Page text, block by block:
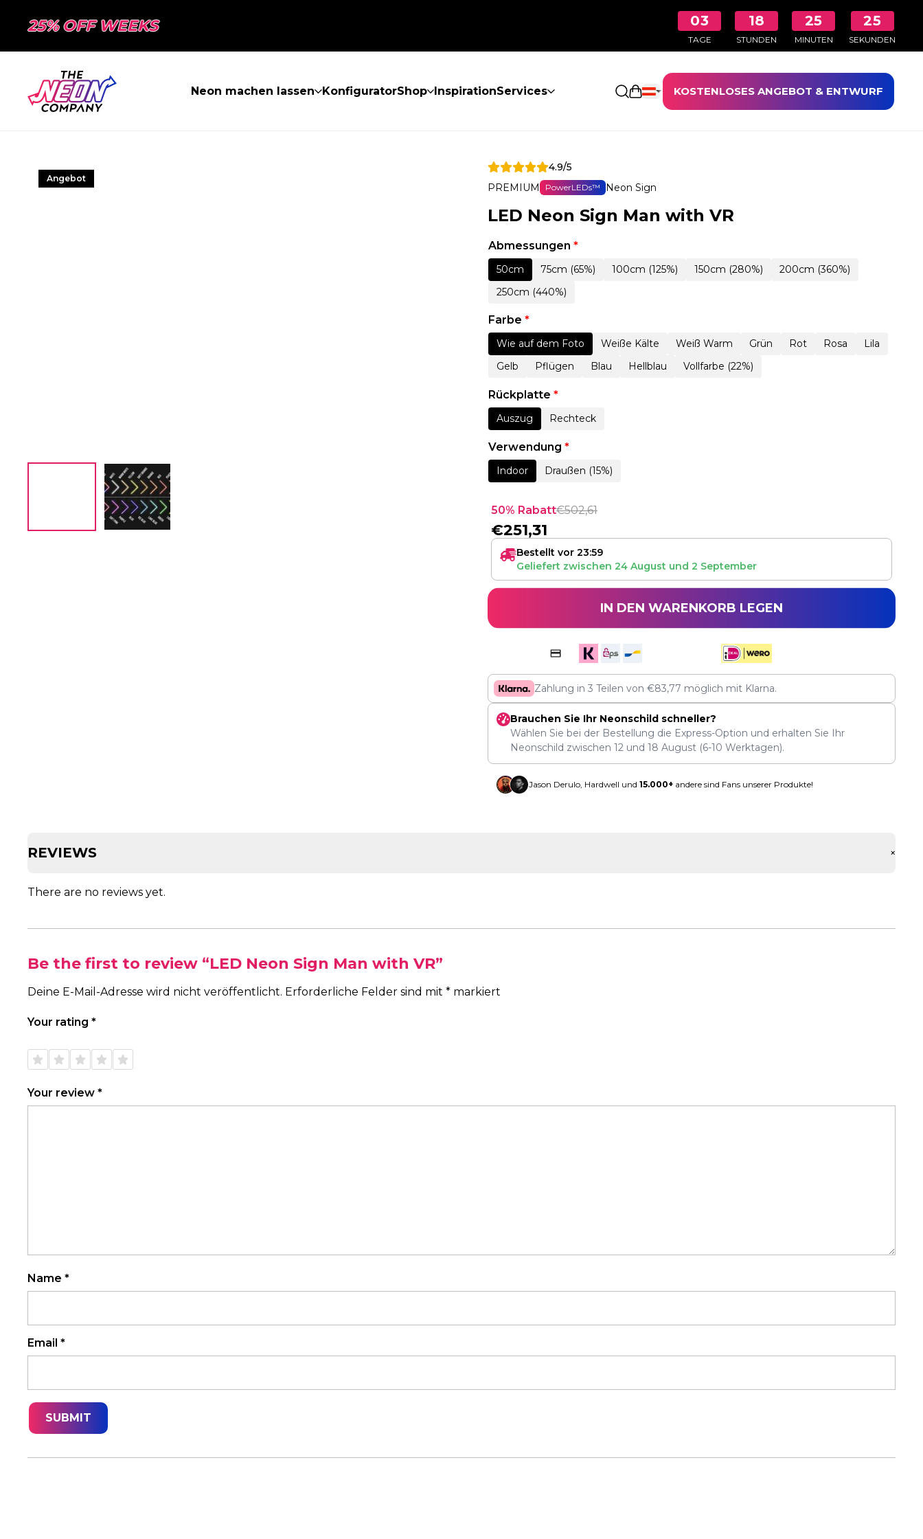
25% OFF WEEKS 03
TAGE
18
STUNDEN
25
MINUTEN
24
SEKUNDEN
Neon machen lassen KonfiguratorShop InspirationServices Einkaufswagen öffnen
KOSTENLOSES ANGEBOT & ENTWURF
Angebot
4.9/5
PREMIUM
PowerLEDs™ Neon Sign
LED Neon Sign Man with VR
Abmessungen *
50cm 75cm (65%) 100cm (125%) 150cm (280%)
200cm (360%)
250cm (440%)
Farbe *
Wie auf dem Foto Weiße Kälte Weiß Warm Grün Rot Rosa
Lila
Gelb
Pflügen Blau Hellblau Vollfarbe (22%)
Rückplatte *
Auszug Rechteck
Verwendung *
Indoor Draußen (15%)
50% Rabatt€502,61
€251,31
Bestellt vor 23:59
Geliefert zwischen 24 August und 2 September
IN DEN WARENKORB LEGEN
Zahlung in 3 Teilen von€83,77 möglich mit Klarna.
Brauchen Sie Ihr Neonschild schneller?
Wählen Sie bei der Bestellung die Express-Option und erhalten Sie Ihr
Neonschild zwischen 12und 18 August(6-10 Werktagen).
Jason Derulo, Hardwell und 15.000+andere sind Fans unserer Produkte!
REVIEWS +
There are no reviews yet.
Be the first to review “LED Neon Sign Man with VR”
Deine E-Mail-Adresse wird nicht veröffentlicht. Erforderliche Felder sind mit * markiert
Your rating *
5
5
5
5
5
Your review *
Name *
Email *